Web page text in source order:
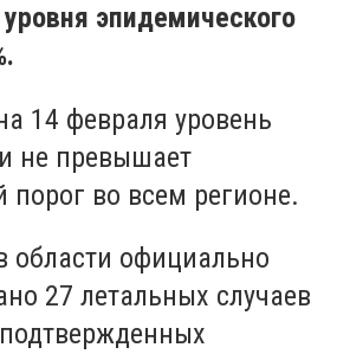
эпидемического
14 февраля уровень
не превышает
порог во всем регионе.
области официально
27 летальных случаев